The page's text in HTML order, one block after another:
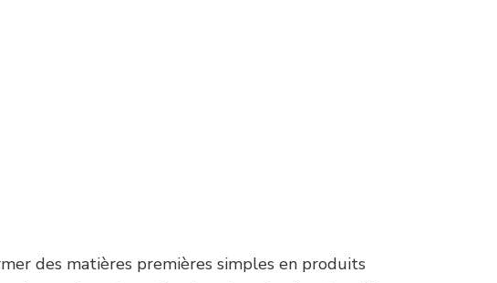
des matières premières simples en produits